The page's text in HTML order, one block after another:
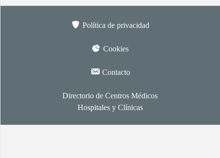
Política de privacidad
Cookies
Contacto
Directorio de Centros Médicos
Hospitales y Clínicas